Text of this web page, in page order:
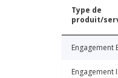
Type de
produit/
Engagement
Engagement